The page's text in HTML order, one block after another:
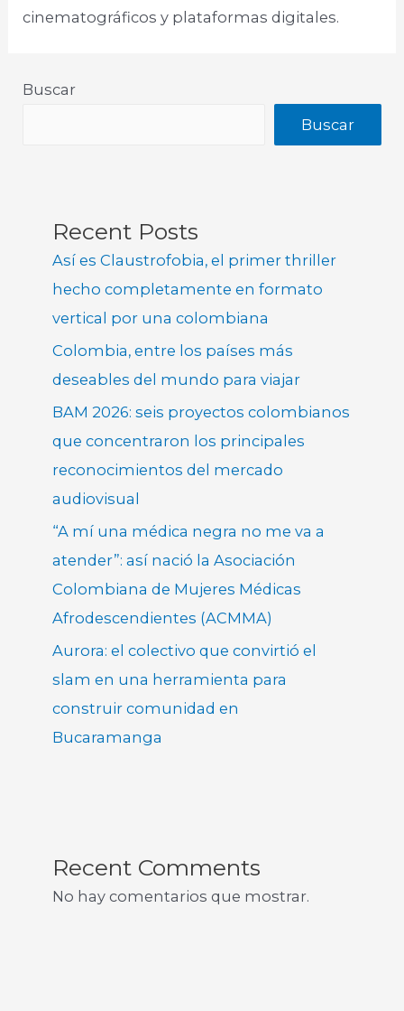
cinematográficos y plataformas digitales.​
Buscar
Buscar
Recent Posts
Así es Claustrofobia, el primer thriller
hecho completamente en formato
vertical por una colombiana
Colombia, entre los países más
deseables del mundo para viajar
BAM 2026: seis proyectos colombianos
que concentraron los principales
reconocimientos del mercado
audiovisual
“A mí una médica negra no me va a
atender”: así nació la Asociación
Colombiana de Mujeres Médicas
Afrodescendientes (ACMMA)
Aurora: el colectivo que convirtió el
slam en una herramienta para
construir comunidad en
Bucaramanga
Recent Comments
No hay comentarios que mostrar.